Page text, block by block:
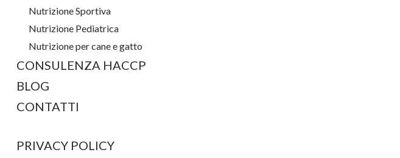
Nutrizione Sportiva
Nutrizione Pediatrica
Nutrizione per cane e gatto
CONSULENZA HACCP
BLOG
CONTATTI
PRIVACY POLICY